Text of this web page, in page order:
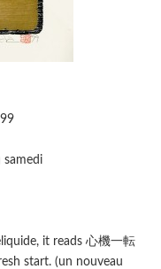
samedi
it reads 心機一転
start. (un nouveau